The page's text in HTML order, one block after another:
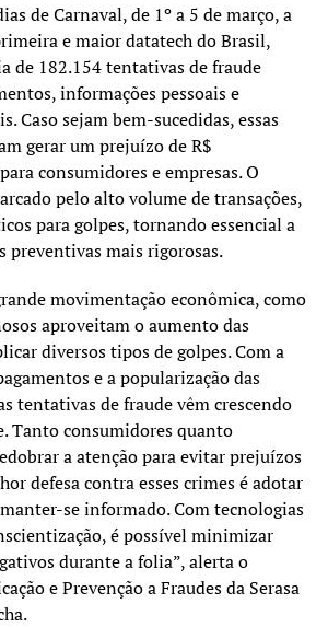
de Carnaval, de 1º a 5 de março, a
e maior datatech do Brasil,
de 182.154 tentativas de fraude
informações pessoais e
Caso sejam bem-sucedidas, essas
gerar um prejuízo de R$
consumidores e empresas. O
pelo alto volume de transações,
para golpes, tornando essencial a
preventivas mais rigorosas.
movimentação econômica, como
aproveitam o aumento das
diversos tipos de golpes. Com a
e a popularização das
tentativas de fraude vêm crescendo
Tanto consumidores quanto
a atenção para evitar prejuízos
defesa contra esses crimes é adotar
se informado. Com tecnologias
é possível minimizar
durante a folia”, alerta o
e Prevenção a Fraudes da Serasa